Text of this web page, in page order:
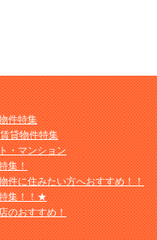
件特集
貸物件特集
・マンション
集！
件に住みたい方へおすすめ！！
集！！★
のおすすめ！